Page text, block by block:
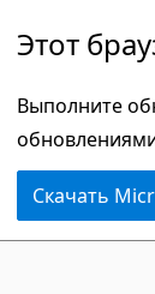
Этот
Выполните
Скачать